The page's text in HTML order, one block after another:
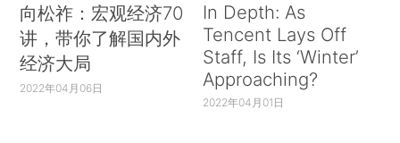
向松祚：宏观经济70
讲，带你了解国内外
经济大局
2022年04月06日
In Depth: As
Tencent Lays Off
Staff, Is Its ‘Winter’
Approaching?
2022年04月01日